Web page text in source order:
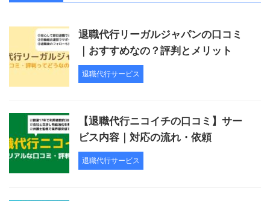
退職代行リーガルジャパンの口コミ
｜おすすめなの？評判とメリット
退職代行サービス
【退職代行ニコイチの口コミ】サー
ビス内容｜対応の流れ・依頼
退職代行サービス